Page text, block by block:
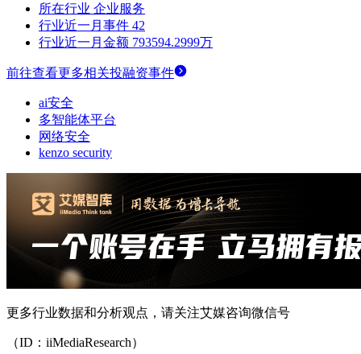
所在行业 企业服务
行业近一月事件 42
行业近一月金额 793594.2999万
前往查看更多相关投融资事件
ai安全
多智能体平台
网络安全
kenzo security
更多行业数据和分析观点，请关注艾媒咨询微信号
（ID：iiMediaResearch）